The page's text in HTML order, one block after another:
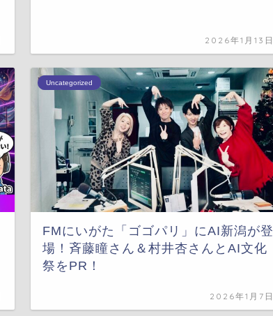
2026年1月13日
Uncategorized
FMにいがた「ゴゴパリ」にAI新潟が登
場！斉藤瞳さん＆村井杏さんとAI文化
祭をPR！
2026年1月7日